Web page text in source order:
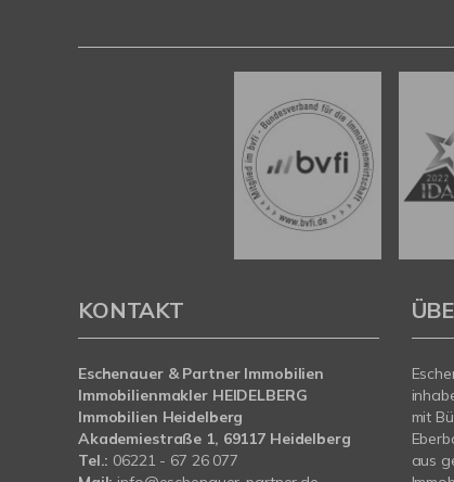
KONTAKT
Eschenauer & Partner Immobilien
Immobilienmakler HEIDELBERG
Immobilien Heidelberg
Akademiestraße 1, 69117 Heidelberg
Tel.: 06221 - 67 26 077
mit
aus